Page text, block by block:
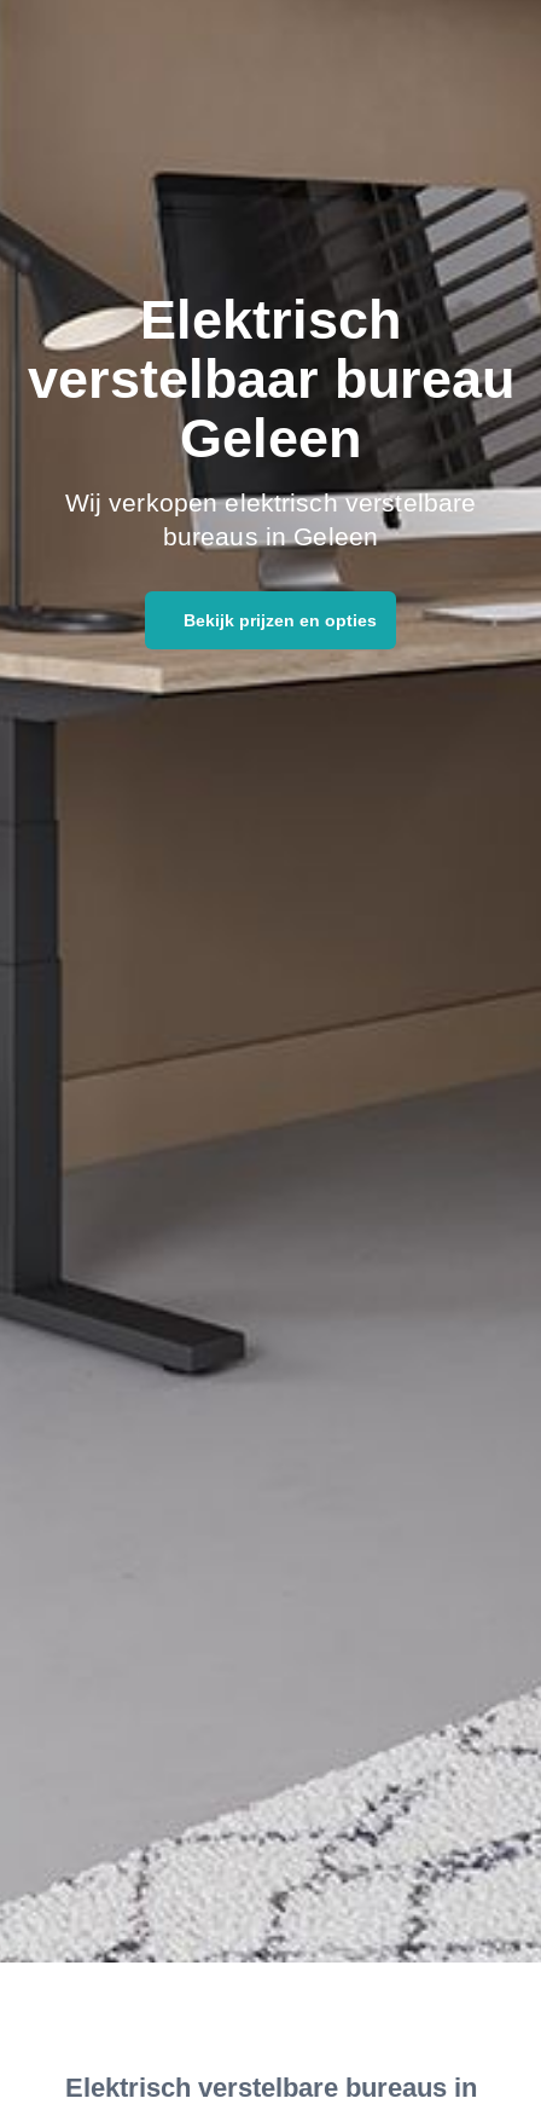
Elektrisch
verstelbaar bureau
Geleen
Wij verkopen elektrisch verstelbare
bureaus in Geleen
Bekijk prijzen en opties
Elektrisch verstelbare bureaus in